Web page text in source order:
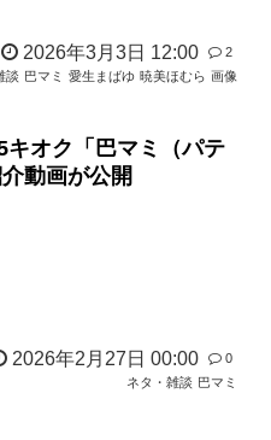
2026年3月3日 12:00
2
談 巴マミ 愛生まばゆ 暁美ほむら 画像
キオク「巴マミ（パテ
動画が公開
2026年2月27日 00:00
0
ネタ・雑談 巴マミ